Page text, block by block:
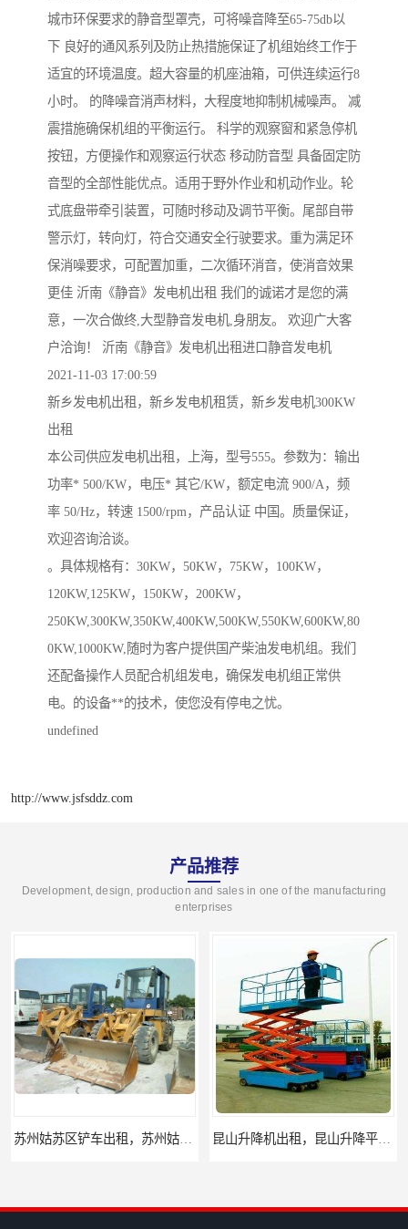
城市环保要求的静音型罩壳，可将噪音降至65-75db以
下 良好的通风系列及防止热措施保证了机组始终工作于
适宜的环境温度。超大容量的机座油箱，可供连续运行8
小时。 的降噪音消声材料，大程度地抑制机械噪声。 减
震措施确保机组的平衡运行。 科学的观察窗和紧急停机
按钮，方便操作和观察运行状态 移动防音型 具备固定防
音型的全部性能优点。适用于野外作业和机动作业。轮
式底盘带牵引装置，可随时移动及调节平衡。尾部自带
警示灯，转向灯，符合交通安全行驶要求。重为满足环
保消噪要求，可配置加重，二次循环消音，使消音效果
更佳 沂南《静音》发电机出租 我们的诚诺才是您的满
意，一次合做终,大型静音发电机,身朋友。 欢迎广大客
户洽询！ 沂南《静音》发电机出租进口静音发电机
2021-11-03 17:00:59
新乡发电机出租，新乡发电机租赁，新乡发电机300KW
出租
本公司供应发电机出租，上海，型号555。参数为：输出
功率* 500/KW，电压* 其它/KW，额定电流 900/A，频
率 50/Hz，转速 1500/rpm，产品认证 中国。质量保证，
欢迎咨询洽谈。
​。具体规格有：30KW，50KW，75KW，100KW，
120KW,125KW，150KW，200KW，
250KW,300KW,350KW,400KW,500KW,550KW,600KW,80
0KW,1000KW,随时为客户提供国产柴油发电机组。我们
还配备操作人员配合机组发电，确保发电机组正常供
电。的设备**的技术，使您没有停电之忧。
undefined
http://www.jsfsddz.com
产品推荐
Development, design, production and sales in one of the manufacturing
enterprises
苏州姑苏区铲车出租，苏州姑苏区装载机出租 昆山升降机出租，昆山升降平台出租